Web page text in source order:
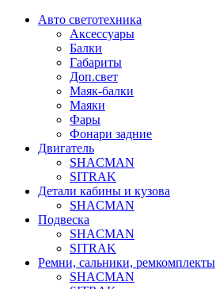
Авто светотехника
Аксессуары
Балки
Габариты
Доп.свет
Маяк-балки
Маяки
Фары
Фонари задние
Двигатель
SHACMAN
SITRAK
Детали кабины и кузова
SHACMAN
Подвеска
SHACMAN
SITRAK
Ремни, сальники, ремкомплекты
SHACMAN